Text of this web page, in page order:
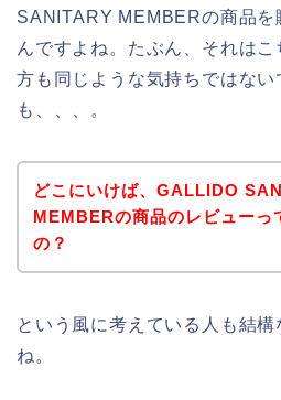
SANITARY MEMBERの商品を
んですよね。たぶん、それは
方も同じような気持ちではな
も、、、。
どこにいけば、GALLIDO
MEMBERの商品のレビューっ
の？
という風に考えている人も結
ね。